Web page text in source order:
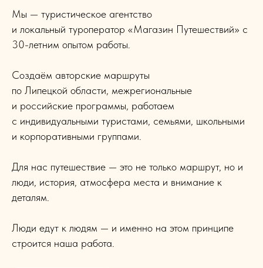
Мы — туристическое агентство
и локальный туроператор «Магазин Путешествий» с
30-летним опытом работы.
Создаём авторские маршруты
по Липецкой области, межрегиональные
и российские программы, работаем
с индивидуальными туристами, семьями, школьными
и корпоративными группами.
Для нас путешествие — это не только маршрут, но и
люди, история, атмосфера места и внимание к
деталям.
Люди едут к людям — и именно на этом принципе
строится наша работа.